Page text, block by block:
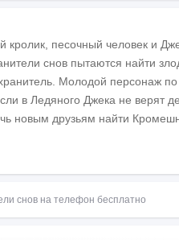
песочный человек и
снов пытаются найти
Молодой персонаж
в Ледяного Джека не верят
друзьям найти
снов на телефон бесплатно